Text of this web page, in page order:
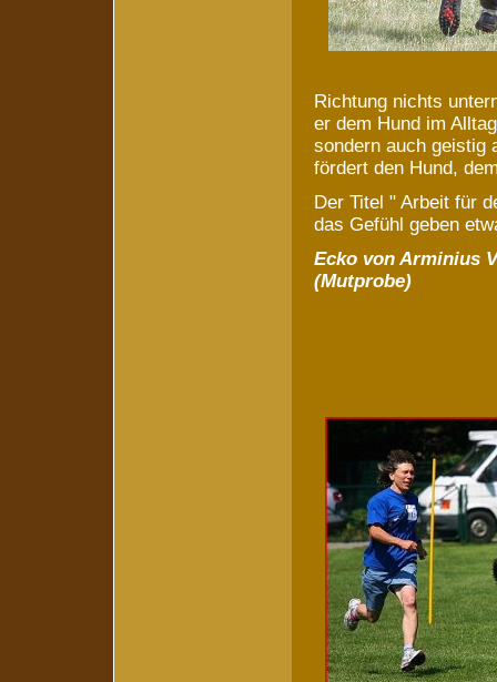
Richtung nichts
er dem Hund im
sondern auch geistig
fördert den Hund,
Der Titel " Arbeit für
das Gefühl geben
Ecko von Arminius
(Mutprobe)